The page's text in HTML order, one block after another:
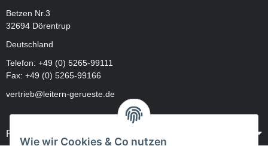
Betzen Nr.3
32694 Dörentrup
Deutschland
Telefon: +49 (0) 5265-99111
Fax: +49 (0) 5265-99166
vertrieb@leitern-gerueste.de
Rechtliches
Wie wir Cookies & Co nutzen